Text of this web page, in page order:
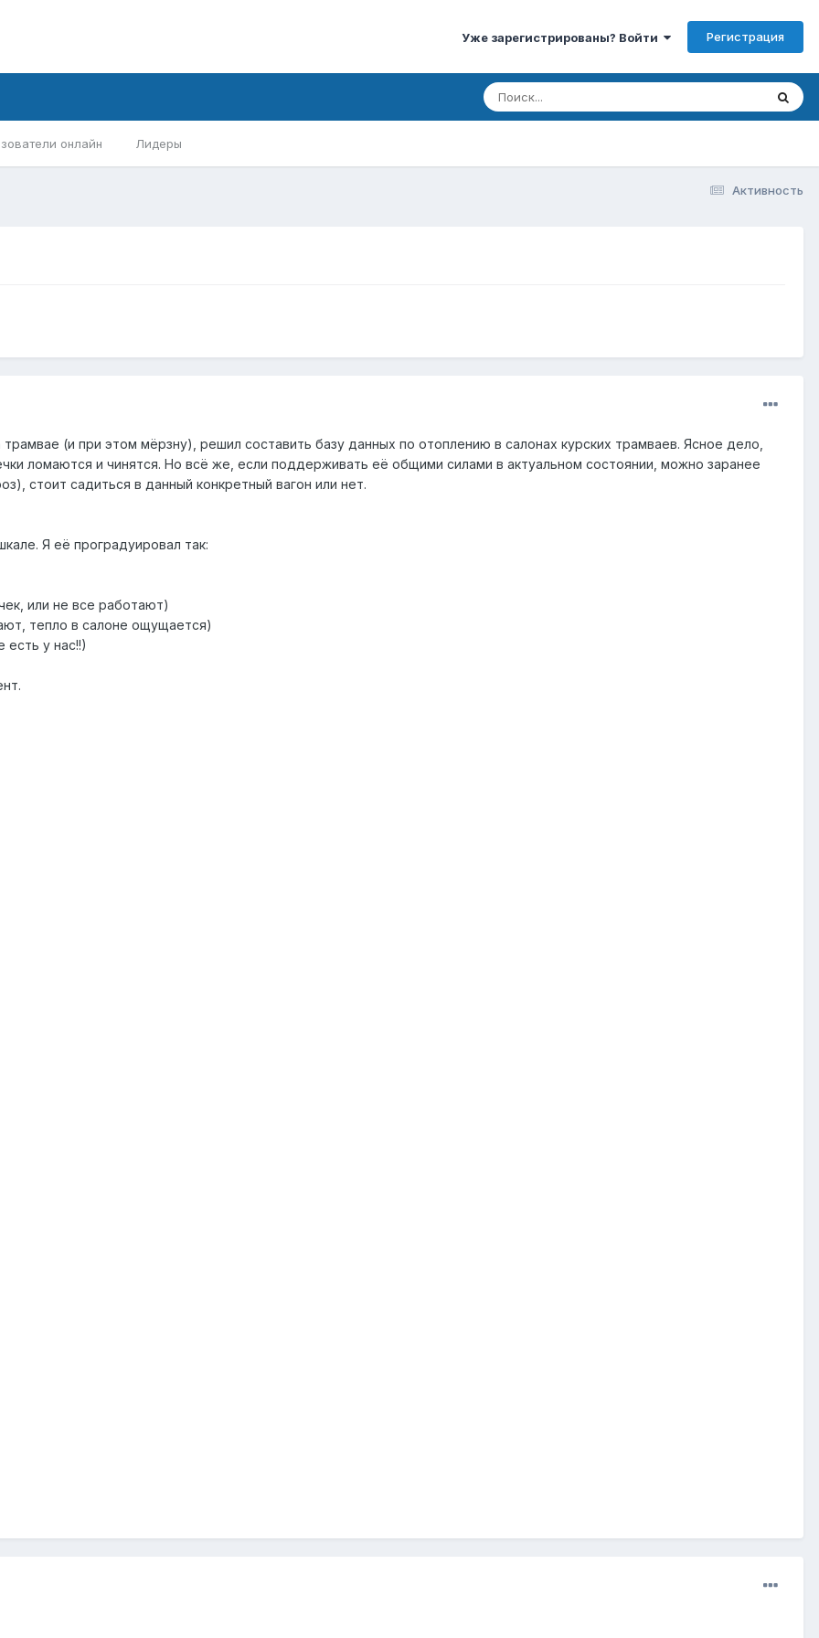
Уже зарегистрированы? Войти Регистрация
онлайн Лидеры
Активность
(и при этом мёрзну), решил составить базу данных по отоплению в салонах курских трамваев. Ясное дело,
ломаются и чинятся. Но всё же, если поддерживать её общими силами в актуальном состоянии, можно заранее
стоит садиться в данный конкретный вагон или нет.
Я её проградуировал так:
или не все работают)
тепло в салоне ощущается)
есть у нас!!)